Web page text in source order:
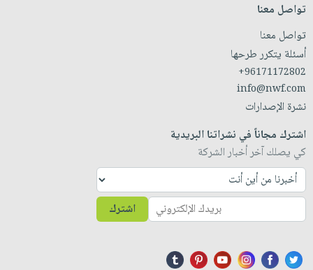
تواصل معنا
تواصل معنا
أسئلة يتكرر طرحها
+96171172802
info@nwf.com
نشرة الإصدارات
اشترك مجاناً في نشراتنا البريدية
كي يصلك آخر أخبار الشركة
اشترك